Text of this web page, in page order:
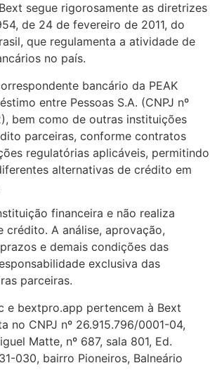
segue rigorosamente as diretrizes
de 24 de fevereiro de 2011, do
que regulamenta a atividade de
no país.
bancário da PEAK
entre Pessoas S.A. (CNPJ nº
bem como de outras instituições
parceiras, conforme contratos
regulatórias aplicáveis, permitindo
alternativas de crédito em
financeira e não realiza
crédito. A análise, aprovação,
e demais condições das
exclusiva das
parceiras.
e bextpro.app pertencem à Bext
no CNPJ nº 26.915.796/0001-04,
Matte, nº 687, sala 801, Ed.
030, bairro Pioneiros, Balneário